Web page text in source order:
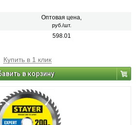
Оптовая цена,
руб./шт.
598.01
Купить в 1 клик
в корзину